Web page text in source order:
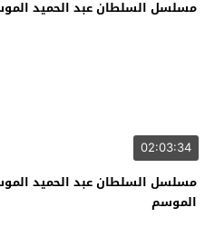
مسلسل السلطان عبد الحميد
02:03:34
الموسم